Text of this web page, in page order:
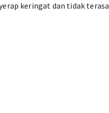
keringat dan tidak terasa